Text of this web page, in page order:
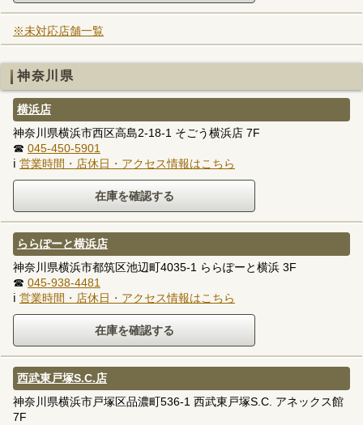
※未対応店舗一覧
神奈川県
横浜店
神奈川県横浜市西区高島2-18-1 そごう横浜店 7F
☎ 045-450-5901
ℹ 営業時間・店休日・アクセス情報はこちら
ららぽーと横浜店
神奈川県横浜市都筑区池辺町4035-1 ららぽーと横浜 3F
☎ 045-938-4481
ℹ 営業時間・店休日・アクセス情報はこちら
西武東戸塚S.C.店
神奈川県横浜市戸塚区品濃町536-1 西武東戸塚S.C. アネックス館
7F